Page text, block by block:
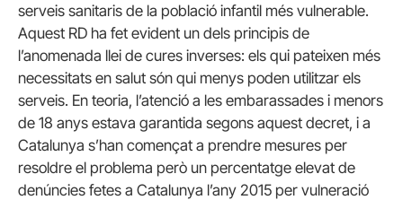
serveis sanitaris de la població infantil més vulnerable.
Aquest RD ha fet evident un dels principis de
l’anomenada llei de cures inverses: els qui pateixen més
necessitats en salut són qui menys poden utilitzar els
serveis. En teoria, l’atenció a les embarassades i menors
de 18 anys estava garantida segons aquest decret, i a
Catalunya s’han començat a prendre mesures per
resoldre el problema però un percentatge elevat de
denúncies fetes a Catalunya l’any 2015 per vulneració